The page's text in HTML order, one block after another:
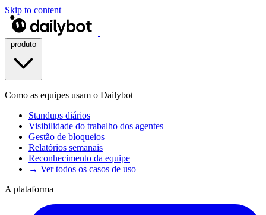
Skip to content
Como as equipes usam o Dailybot
Standups diários
Visibilidade do trabalho dos agentes
Gestão de bloqueios
Relatórios semanais
Reconhecimento da equipe
→ Ver todos os casos de uso
A plataforma